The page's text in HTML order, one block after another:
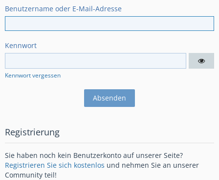
Benutzername oder E-Mail-Adresse
Kennwort
Kennwort vergessen
Registrierung
Sie haben noch kein Benutzerkonto auf unserer Seite?
Registrieren Sie sich kostenlos und nehmen Sie an unserer
Community teil!